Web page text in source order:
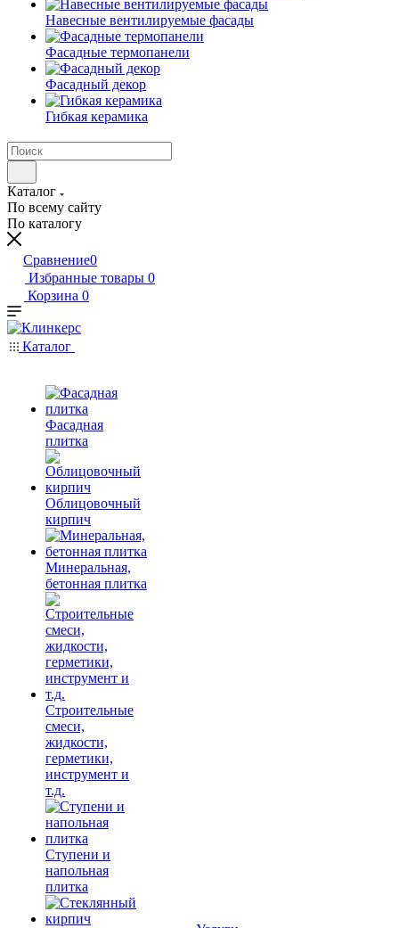
Навесные вентилируемые фасады
Фасадные термопанели
Фасадный декор
Гибкая керамика
Каталог
По всему сайту
По каталогу
Сравнение0
Избранные товары 0
Корзина 0
Каталог
Фасадная
плитка
Облицовочный
кирпич
Минеральная,
бетонная плитка
Строительные
смеси,
жидкости,
герметики,
инструмент и
т.д.
Ступени и
напольная
плитка